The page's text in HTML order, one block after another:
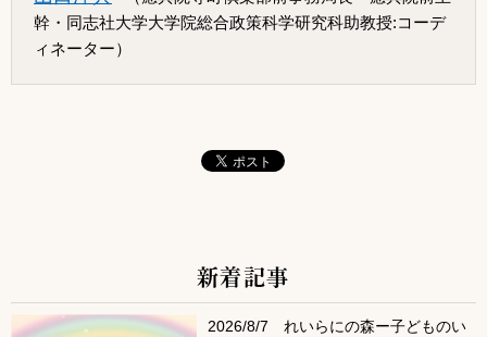
幹・同志社大学大学院総合政策科学研究科助教授:コーデ
ィネーター）
サブコンテンツ
新着記事
2026/8/7 れいらにの森ー子どものい